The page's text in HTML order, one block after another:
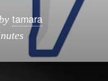
by tamara